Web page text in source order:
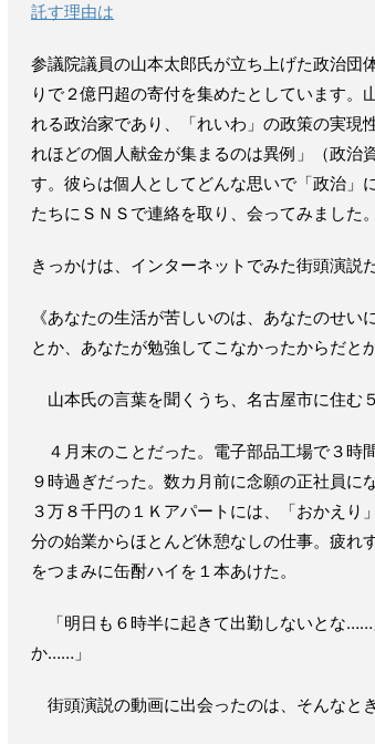
託す理由は
参議院議員の山本太郎氏が立ち上げた政治団
りで２億円超の寄付を集めたとしています
れる政治家であり、「れいわ」の政策の実現
れほどの個人献金が集まるのは異例」（政治
す。彼らは個人としてどんな思いで「政治」
たちにＳＮＳで連絡を取り、会ってみました
きっかけは、インターネットでみた街頭演説だ
《あなたの生活が苦しいのは、あなたのせ
とか、あなたが勉強してこなかったからだと
山本氏の言葉を聞くうち、名古屋市に住む
４月末のことだった。電子部品工場で３時
９時過ぎだった。数カ月前に念願の正社員
３万８千円の１Ｋアパートには、「おかえり
分の始業からほとんど休憩なしの仕事。疲れ
をつまみに缶酎ハイを１本あけた。
「明日も６時半に起きて出勤しないとな……
か……」
街頭演説の動画に出会ったのは、そんなとき